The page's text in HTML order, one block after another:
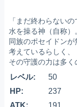
「まだ終わらないの
水を操る神（自称）
同族のポセイドン
考えているらしく、
その守護の力は多く
レベル:
50
HP:
237
ATK:
191